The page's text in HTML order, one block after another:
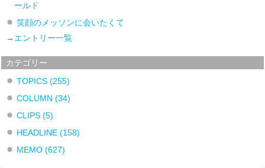
ールド
笑顔のメッソンに会いたくて
→ エントリー一覧
カテゴリー
TOPICS(255)
COLUMN(34)
CLIPS(5)
HEADLINE(158)
MEMO(627)